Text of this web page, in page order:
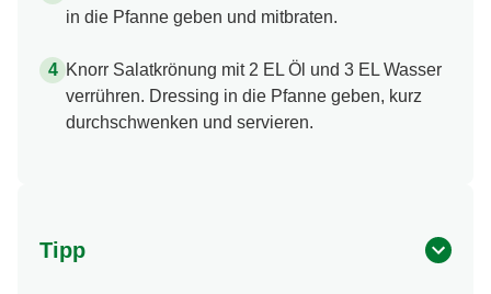
in die Pfanne geben und mitbraten.
Knorr Salatkrönung mit 2 EL Öl und 3 EL Wasser
verrühren. Dressing in die Pfanne geben, kurz
durchschwenken und servieren.
Tipp